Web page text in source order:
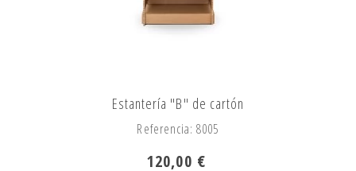
Estantería "B" de cartón
Referencia: 8005
120,00 €